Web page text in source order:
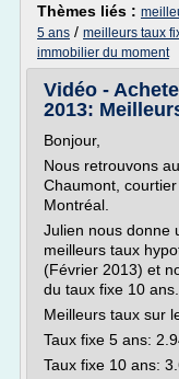
Thèmes liés :
5 ans / meilleurs taux
immobilier du moment
Vidéo -
2013:
Bonjour,
Nous retrouvons
Chaumont,
Montréal.
Julien nous donne
meilleurs taux
(Février 2013) et
du taux fixe 10 ans.
Meilleurs taux sur
Taux fixe 5 ans:
Taux fixe 10 ans: